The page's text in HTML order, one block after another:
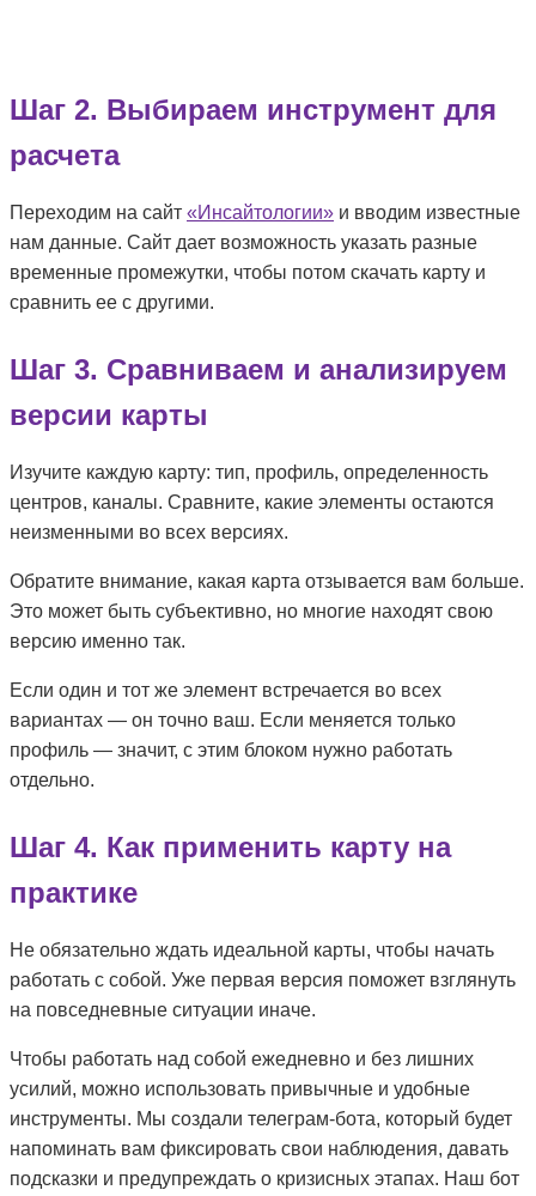
Шаг 2. Выбираем инструмент для
расчета
Переходим на сайт «Инсайтологии» и вводим известные
нам данные. Сайт дает возможность указать разные
временные промежутки, чтобы потом скачать карту и
сравнить ее с другими.
Шаг 3. Сравниваем и анализируем
версии карты
Изучите каждую карту: тип, профиль, определенность
центров, каналы. Сравните, какие элементы остаются
неизменными во всех версиях.
Обратите внимание, какая карта отзывается вам больше.
Это может быть субъективно, но многие находят свою
версию именно так.
Если один и тот же элемент встречается во всех
вариантах — он точно ваш. Если меняется только
профиль — значит, с этим блоком нужно работать
отдельно.
Шаг 4. Как применить карту на
практике
Не обязательно ждать идеальной карты, чтобы начать
работать с собой. Уже первая версия поможет взглянуть
на повседневные ситуации иначе.
Чтобы работать над собой ежедневно и без лишних
усилий, можно использовать привычные и удобные
инструменты. Мы создали телеграм-бота, который будет
напоминать вам фиксировать свои наблюдения, давать
подсказки и предупреждать о кризисных этапах. Наш бот